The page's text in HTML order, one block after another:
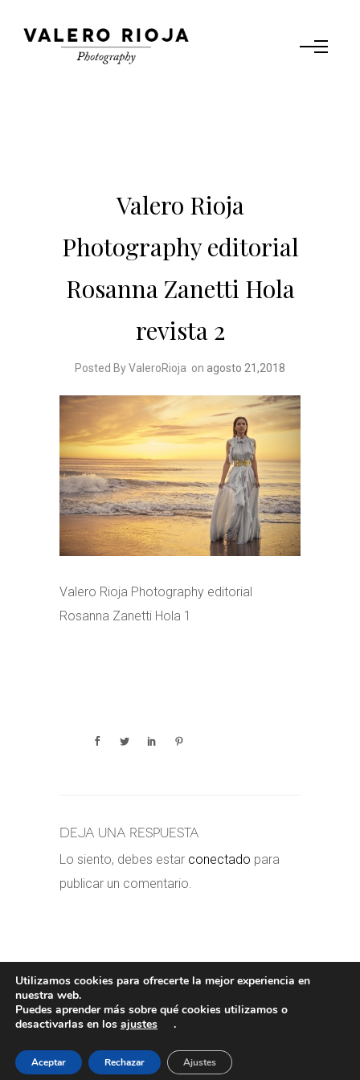
Valero Rioja
Photography editorial
Rosanna Zanetti Hola
revista 2
Posted By ValeroRioja on agosto 21,2018
Valero Rioja Photography editorial
Rosanna Zanetti Hola 1
Deja una respuesta
Lo siento, debes estar conectado para
publicar un comentario.
POLÍTICA DE COOKIES - POLÍTICA
VALERORIOJA
Utilizamos cookies para ofrecerte la mejor experiencia en
nuestra web.
Puedes aprender más sobre qué cookies utilizamos o
desactivarlas en los ajustes .
Aceptar Rechazar Ajustes